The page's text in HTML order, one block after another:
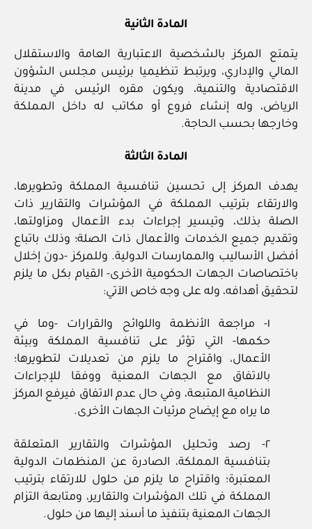
المادة الثانية
يتمتع المركز بالشخصية الاعتبارية العامة والاستقلال
المالي والإداري، ويرتبط تنظيميا برئيس مجلس الشؤون
الاقتصادية والتنمية، ويكون مقره الرئيس في مدينة
الرياض، وله إنشاء فروع أو مكاتب له داخل المملكة
وخارجها بحسب الحاجة.
المادة الثالثة
يهدف المركز إلى تحسين تنافسية المملكة وتطويرها،
والارتقاء بترتيب المملكة في المؤشرات والتقارير ذات
الصلة بذلك، وتيسير إجراءات بدء الأعمال ومزاولتها،
وتقديم جميع الخدمات والأعمال ذات الصلة؛ وذلك باتباع
أفضل الأساليب والممارسات الدولية. وللمركز ‏-دون إخلال
باختصاصات الجهات الحكومية الأخرى- القيام بكل ما يلزم
لتحقيق أهدافه، وله على وجه خاص الآتي:
١‏- مراجعة الأنظمة واللوائح والقرارات -وما في
حكمها- التي تؤثر على تنافسية المملكة وبيئة
الأعمال، واقتراح ما يلزم من تعديلات لتطويرها؛
بالاتفاق مع الجهات المعنية ووفقا للإجراءات
النظامية المتبعة، وفي حال عدم الاتفاق فيرفع المركز
ما يراه مع إيضاح مرئيات الجهات الأخرى.
٢‏- رصد وتحليل المؤشرات والتقارير المتعلقة
بتنافسية المملكة، الصادرة عن المنظمات الدولية
المعتبرة؛ واقتراح ما يلزم من حلول للارتقاء بترتيب
المملكة في تلك المؤشرات والتقارير، ومتابعة التزام
الجهات المعنية بتنفيذ ما أسند إليها من حلول.